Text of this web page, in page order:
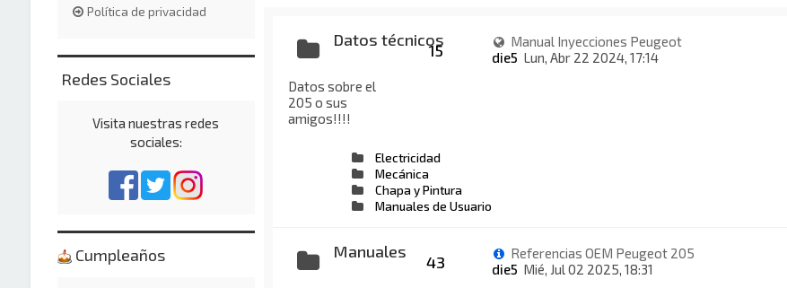
Datos técnicos
Datos sobre el
205 o sus
amigos!!!!
Electricidad
Mecánica
Chapa y Pintura
Manuales de Usuario
15
Manual Inyecciones Peugeot
die5 Lun, Abr 22 2024, 17:14
Manuales
43
Referencias OEM Peugeot 205
die5 Mié, Jul 02 2025, 18:31
Política de privacidad
Redes Sociales
Visita nuestras redes
sociales:
Cumpleaños